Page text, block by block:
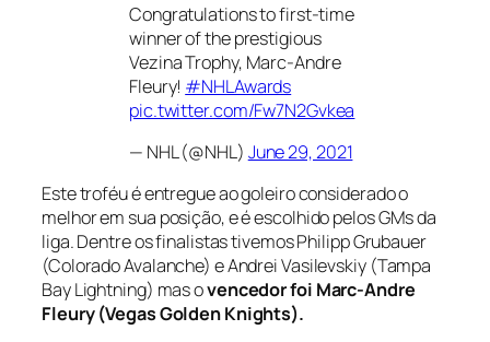
Congratulations to first-time
winner of the prestigious
Vezina Trophy, Marc-Andre
Fleury! #NHLAwards
pic.twitter.com/Fw7N2Gvkea
— NHL (@NHL) June 29, 2021
Este troféu é entregue ao goleiro considerado o
melhor em sua posição, e é escolhido pelos GMs da
liga. Dentre os finalistas tivemos Philipp Grubauer
(Colorado Avalanche) e Andrei Vasilevskiy (Tampa
Bay Lightning) mas ovencedor foi Marc-Andre
Fleury (Vegas Golden Knights).